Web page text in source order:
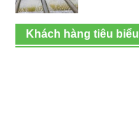
Khách hàng tiêu biểu